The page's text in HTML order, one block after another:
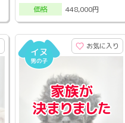
価格
448,000円
お気に入り